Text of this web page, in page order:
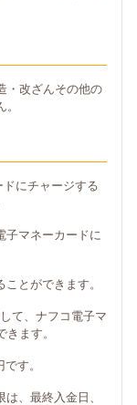
・改ざんその他の
にチャージする
子マネーカードに
とができます。
て、ナフコ電子マ
ます。
す。
、最終入金日、